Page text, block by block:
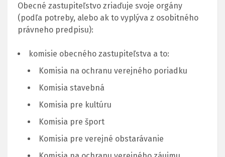
Obecné zastupiteľstvo zriaďuje svoje orgány
(podľa potreby, alebo ak to vyplýva z osobitného
právneho predpisu):
komisie obecného zastupiteľstva a to:
Komisia na ochranu verejného poriadku
Komisia stavebná
Komisia pre kultúru
Komisia pre šport
Komisia pre verejné obstarávanie